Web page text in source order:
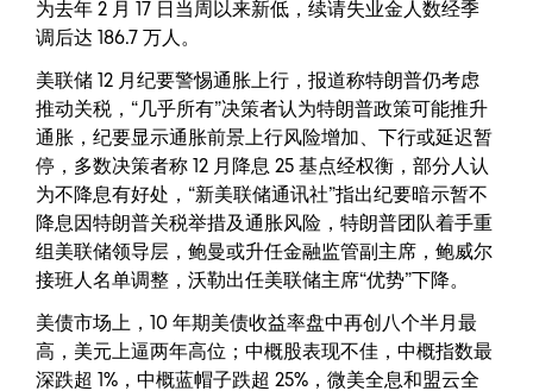
为去年 2 月 17 日当周以来新低，续请失业金人数经季
调后达 186.7 万人。
美联储 12 月纪要警惕通胀上行，报道称特朗普仍考虑
推动关税，“几乎所有”决策者认为特朗普政策可能推升
通胀，纪要显示通胀前景上行风险增加、下行或延迟暂
停，多数决策者称 12 月降息 25 基点经权衡，部分人认
为不降息有好处，“新美联储通讯社”指出纪要暗示暂不
降息因特朗普关税举措及通胀风险，特朗普团队着手重
组美联储领导层，鲍曼或升任金融监管副主席，鲍威尔
接班人名单调整，沃勒出任美联储主席“优势”下降。
美债市场上，10 年期美债收益率盘中再创八个半月最
高，美元上逼两年高位；中概股表现不佳，中概指数最
深跌超 1%，中概蓝帽子跌超 25%，微美全息和盟云全